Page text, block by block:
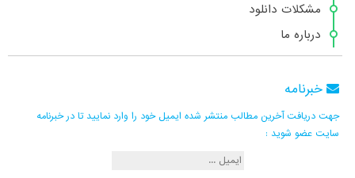
مشکلات دانلود
درباره ما
خبرنامه
جهت دریافت آخرین مطالب منتشر شده ایمیل خود را وارد نمایید تا در خبرنامه
سایت عضو شوید :